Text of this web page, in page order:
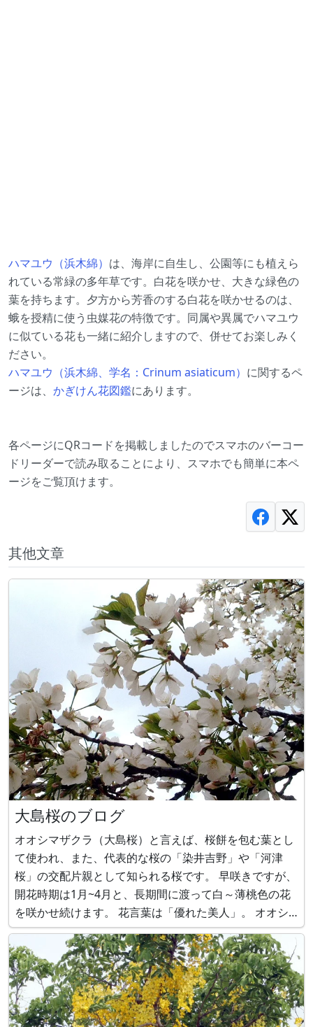
ハマユウ（浜木綿） は、海岸に自生し、公園等にも植えら
れている常緑の多年草です。白花を咲かせ、大きな緑色の
葉を持ちます。夕方から芳香のする白花を咲かせるのは、
蛾を授精に使う虫媒花の特徴です。同属や異属でハマユウ
に似ている花も一緒に紹介しますので、併せてお楽しみく
ださい。
ハマユウ（浜木綿、学名：Crinum asiaticum） に関するペ
ージは、 かぎけん花図鑑にあります。
各ページにQRコードを掲載しましたのでスマホのバーコー
ドリーダーで読み取ることにより、スマホでも簡単に本ペ
ージをご覧頂けます。
其他文章
大島桜のブログ
オオシマザクラ（大島桜）と言えば、桜餅を包む葉とし
て使われ、また、代表的な桜の「染井吉野」や「河津
桜」の交配片親として知られる桜です。 早咲きですが、
開花時期は1月~4月と、長期間に渡って白～薄桃色の花
を咲かせ続けます。 花言葉は「優れた美人」。 オオシ
マザクラ（大島桜、学名：Cerasus speciosa）
https://www.flower-db.com/ja/flower:1611